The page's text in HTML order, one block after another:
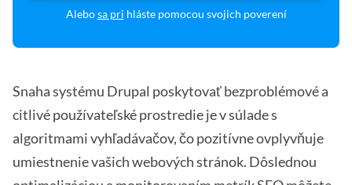
Alebosa pri hláste pomocou svojich poverení
Snaha systému Drupal poskytovať bezproblémové a
citlivé používateľské prostredie je v súlade s
algoritmami vyhľadávačov, čo pozitívne ovplyvňuje
umiestnenie vašich webových stránok. Dôslednou